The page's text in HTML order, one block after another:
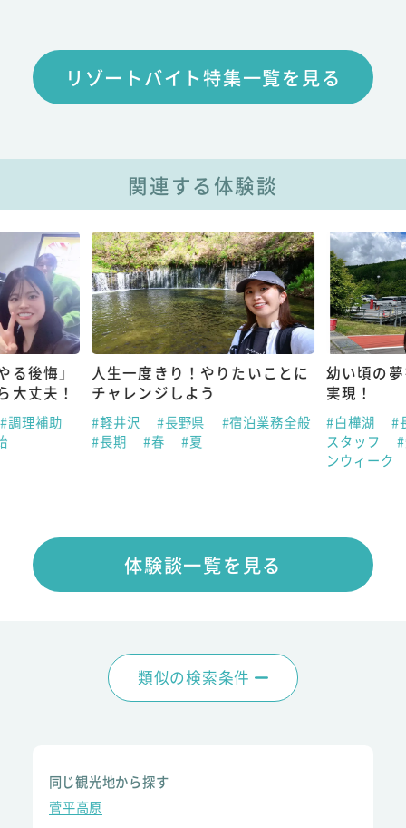
リゾートバイト特集一覧を見る
関連する体験談
る後悔」
大丈夫！
#調理補助
人生一度きり！やりたいことに
チャレンジしよう
#軽井沢 #長野県
#宿泊業務全般
#長期
#春 #夏
幼い頃の
実現！
#白樺湖
#
スタッフ
ンウィーク
体験談一覧を見る
類似の検索条件
同じ観光地から探す
菅平高原